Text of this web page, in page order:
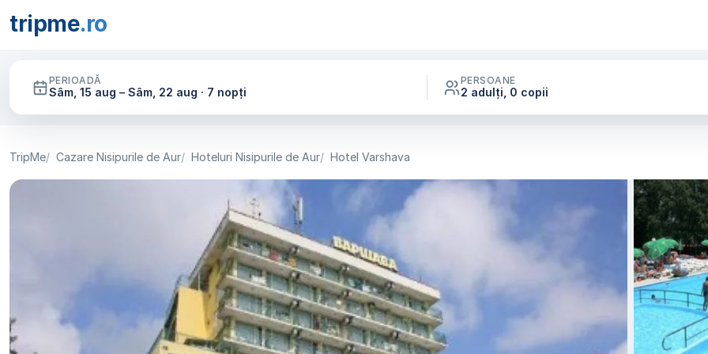
tripme.ro
PERIOADĂ
Sâm, 15 aug – Sâm, 22 aug · 7 nopți
PERSOANE
2 adulți, 0 copii
TripMe Cazare Nisipurile de Aur Hoteluri Nisipurile de Aur Hotel Varshava